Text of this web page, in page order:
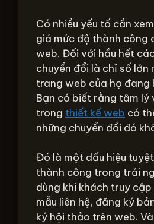
Có nhiều yếu tố cần
giá mức độ thành công
web. Đối với hầu hết
chuyển đổi là chỉ số
trang web của họ
Bạn có biết rằng tâm lý
trong thiết kế web có
những chuyển đổi đó
Đó là một dấu hiệu
thành công trong trải
dùng khi khách truy
mẫu liên hệ, đăng ký
ký hội thảo trên web.